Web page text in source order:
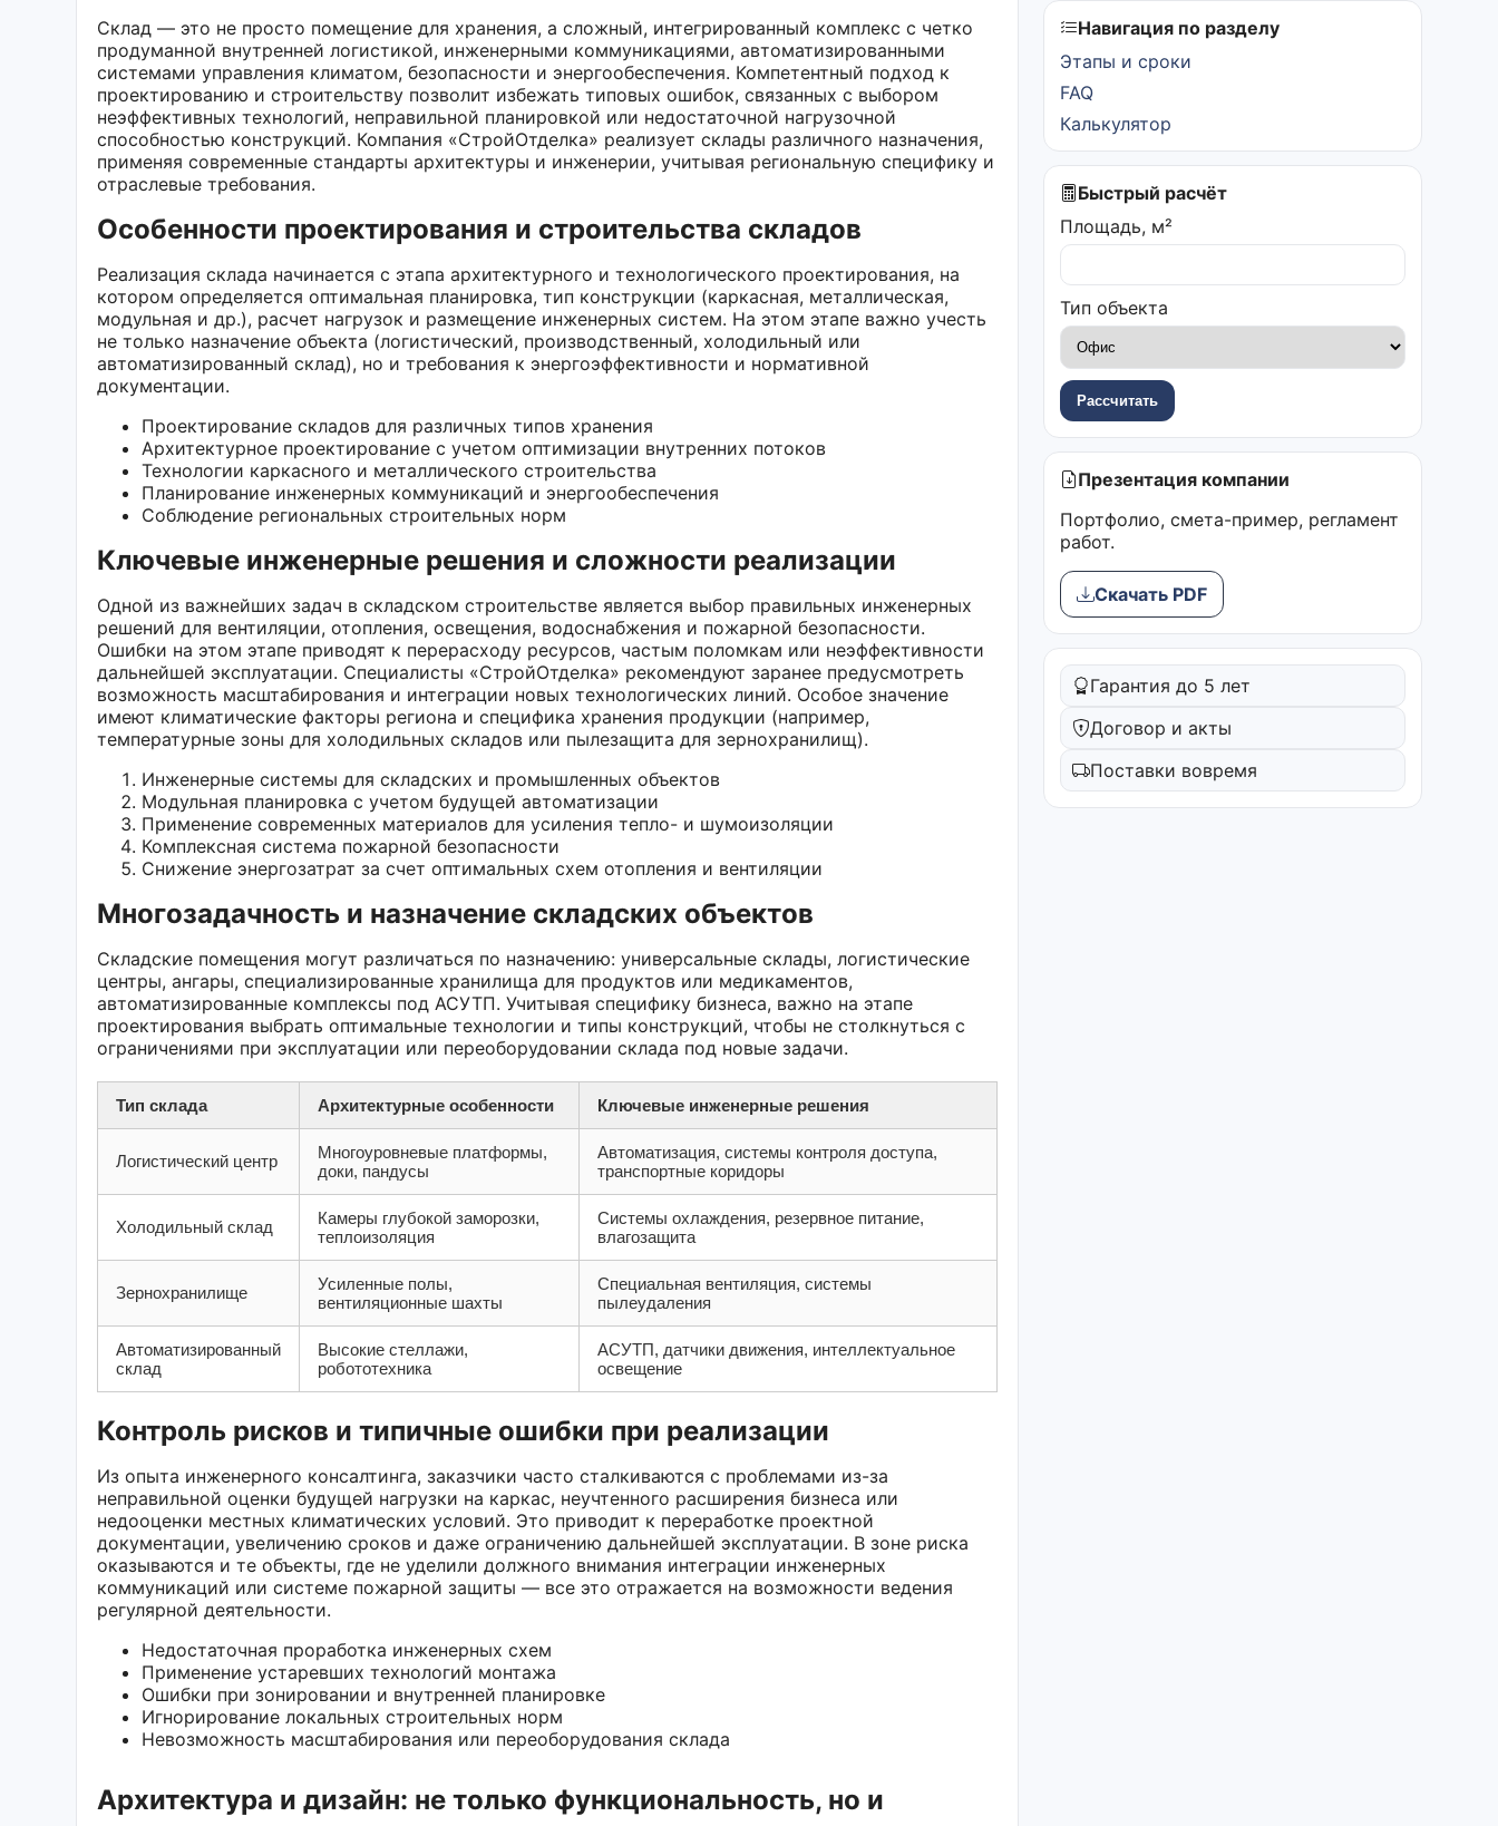
Склад — это не просто помещение для хранения, а сложный, интегрированный комплекс с четко
продуманной внутренней логистикой, инженерными коммуникациями, автоматизированными
системами управления климатом, безопасности и энергообеспечения. Компетентный подход к
проектированию и строительству позволит избежать типовых ошибок, связанных с выбором
неэффективных технологий, неправильной планировкой или недостаточной нагрузочной
способностью конструкций. Компания «СтройОтделка» реализует склады различного назначения,
применяя современные стандарты архитектуры и инженерии, учитывая региональную специфику и
отраслевые требования.
Особенности проектирования и строительства складов
Реализация склада начинается с этапа архитектурного и технологического проектирования, на
котором определяется оптимальная планировка, тип конструкции (каркасная, металлическая,
модульная и др.), расчет нагрузок и размещение инженерных систем. На этом этапе важно учесть
не только назначение объекта (логистический, производственный, холодильный или
автоматизированный склад), но и требования к энергоэффективности и нормативной
документации.
Проектирование складов для различных типов хранения
Архитектурное проектирование с учетом оптимизации внутренних потоков
Технологии каркасного и металлического строительства
Планирование инженерных коммуникаций и энергообеспечения
Соблюдение региональных строительных норм
Ключевые инженерные решения и сложности реализации
Одной из важнейших задач в складском строительстве является выбор правильных инженерных
решений для вентиляции, отопления, освещения, водоснабжения и пожарной безопасности.
Ошибки на этом этапе приводят к перерасходу ресурсов, частым поломкам или неэффективности
дальнейшей эксплуатации. Специалисты «СтройОтделка» рекомендуют заранее предусмотреть
возможность масштабирования и интеграции новых технологических линий. Особое значение
имеют климатические факторы региона и специфика хранения продукции (например,
температурные зоны для холодильных складов или пылезащита для зернохранилищ).
Инженерные системы для складских и промышленных объектов
Модульная планировка с учетом будущей автоматизации
Применение современных материалов для усиления тепло- и шумоизоляции
Комплексная система пожарной безопасности
Снижение энергозатрат за счет оптимальных схем отопления и вентиляции
Многозадачность и назначение складских объектов
Складские помещения могут различаться по назначению: универсальные склады, логистические
центры, ангары, специализированные хранилища для продуктов или медикаментов,
автоматизированные комплексы под АСУТП. Учитывая специфику бизнеса, важно на этапе
проектирования выбрать оптимальные технологии и типы конструкций, чтобы не столкнуться с
ограничениями при эксплуатации или переоборудовании склада под новые задачи.
Тип склада Архитектурные особенности Ключевые инженерные решения
Логистический центр
Многоуровневые платформы,
доки, пандусы
Автоматизация, системы контроля доступа,
транспортные коридоры
Холодильный склад
Камеры глубокой заморозки,
теплоизоляция
Системы охлаждения, резервное питание,
влагозащита
Зернохранилище
Усиленные полы,
вентиляционные шахты
Специальная вентиляция, системы
пылеудаления
Автоматизированный
склад
Высокие стеллажи,
робототехника
АСУТП, датчики движения, интеллектуальное
освещение
Контроль рисков и типичные ошибки при реализации
Из опыта инженерного консалтинга, заказчики часто сталкиваются с проблемами из-за
неправильной оценки будущей нагрузки на каркас, неучтенного расширения бизнеса или
недооценки местных климатических условий. Это приводит к переработке проектной
документации, увеличению сроков и даже ограничению дальнейшей эксплуатации. В зоне риска
оказываются и те объекты, где не уделили должного внимания интеграции инженерных
коммуникаций или системе пожарной защиты — все это отражается на возможности ведения
регулярной деятельности.
Недостаточная проработка инженерных схем
Применение устаревших технологий монтажа
Ошибки при зонировании и внутренней планировке
Игнорирование локальных строительных норм
Невозможность масштабирования или переоборудования склада
Архитектура и дизайн: не только функциональность, но и
Навигация по разделу
Этапы и сроки
FAQ
Калькулятор
Быстрый расчёт
Площадь, м²
Тип объекта
Рассчитать
Презентация компании
Портфолио, смета-пример, регламент
работ.
Скачать PDF
Гарантия до 5 лет
Договор и акты
Поставки вовремя